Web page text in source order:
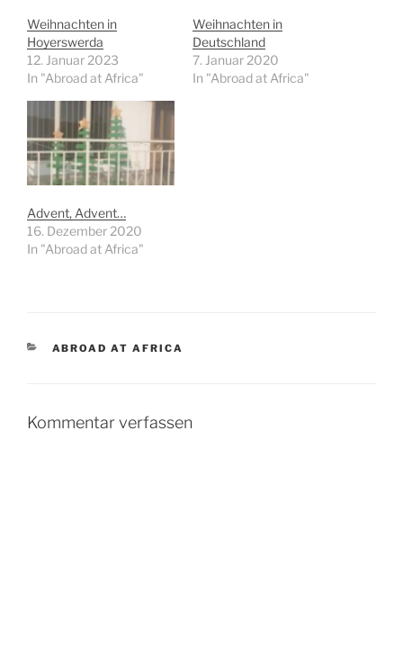
Weihnachten in
Hoyerswerda
12. Januar 2023
In "Abroad at Africa"
Weihnachten in
Deutschland
7. Januar 2020
In "Abroad at Africa"
Advent, Advent…
16. Dezember 2020
In "Abroad at Africa"
KATEGORIEN
ABROAD AT AFRICA
Kommentar verfassen